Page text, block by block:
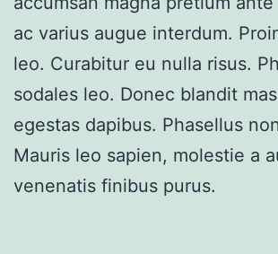
ac varius augue interdum.
leo. Curabitur eu nulla risus.
sodales leo. Donec blandit
egestas dapibus. Phasellus
Mauris leo sapien, molestie a
venenatis finibus purus.